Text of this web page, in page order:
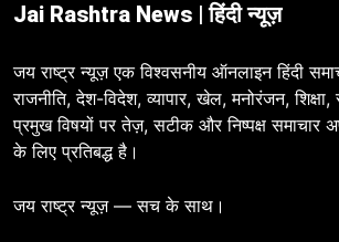
Jai Rashtra News | हिंदी न्यूज़
जय राष्ट्र न्यूज़ एक विश्वसनीय ऑनलाइन हिंदी
राजनीति, देश-विदेश, व्यापार, खेल, मनोरंजन,
प्रमुख विषयों पर तेज़, सटीक और निष्पक्ष समाचार
के लिए प्रतिबद्ध है।
जय राष्ट्र न्यूज़ — सच के साथ।